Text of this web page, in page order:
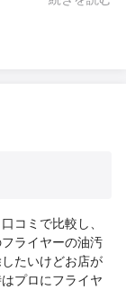
コミで比較し、
ライヤーの油汚
たいけどお店が
プロにフライヤ